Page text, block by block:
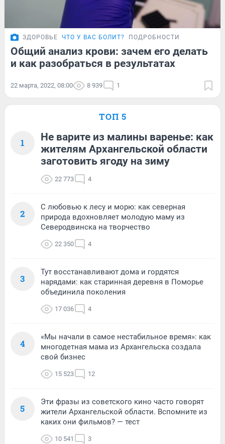
ЗДОРОВЬЕ ЧТО У ВАС БОЛИТ? ПОДРОБНОСТИ
Общий анализ крови: зачем его делать
и как разобраться в результатах
22 марта, 2022, 08:00 8 939 1
ТОП 5
1
Не варите из малины варенье: как
жителям Архангельской области
заготовить ягоду на зиму
22 773 4
2
С любовью к лесу и морю: как северная
природа вдохновляет молодую маму из
Северодвинска на творчество
22 350 4
3
Тут восстанавливают дома и гордятся
нарядами: как старинная деревня в Поморье
объединила поколения
17 036 4
4
«Мы начали в самое нестабильное время»: как
многодетная мама из Архангельска создала
свой бизнес
15 523 12
5
Эти фразы из советского кино часто говорят
жители Архангельской области. Вспомните из
каких они фильмов? — тест
10 541 3